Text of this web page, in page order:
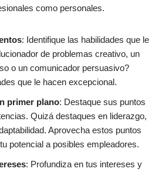
de aprendizaje: Talleres,
y la carta de presentación: Crear
transferibles y los logros
ajuste perfecto: Requisitos del puesto
como personales.
: Identifique las habilidades que le
de problemas creativo, un
o un comunicador persuasivo?
que le hacen excepcional.
primer plano: Destaque sus puntos
Quizá destaques en liderazgo,
Aprovecha estos puntos
potencial a posibles empleadores.
: Profundiza en tus intereses y